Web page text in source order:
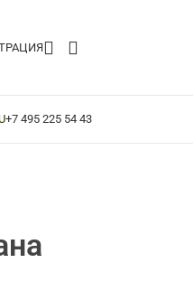
+7 495 225 54 43